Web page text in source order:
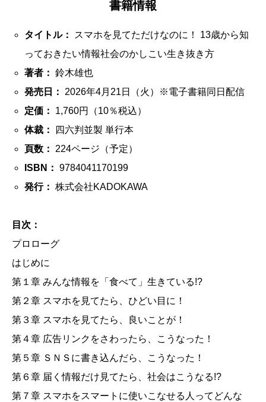
書籍情報
タイトル：
スマホを見てただけなのに！ 13歳から知
っておきたい情報社会のかしこい生き抜き方
著者： 鈴木雄也
発売日：
2026年4月21日（火）※電子書籍同日配信
定価：
1,760円（10％税込）
体裁：
四六判並製 単行本
頁数：
224ページ（予定）
ISBN： 9784041170199
発行： 株式会社KADOKAWA
目次：
プロローグ
はじめに
第１章 みんな情報を「食べて」生きている!?
第２章 スマホを見てたら、ひどい目に！
第３章 スマホを見てたら、良いことが！
第４章 広告リンクをさわったら、こうなった！
第５章 ＳＮＳに書き込んだら、こうなった！
第６章 届く情報だけ見てたら、社会はこうなる!?
第７章 スマホをスマートに使いこなせる人ってどんな